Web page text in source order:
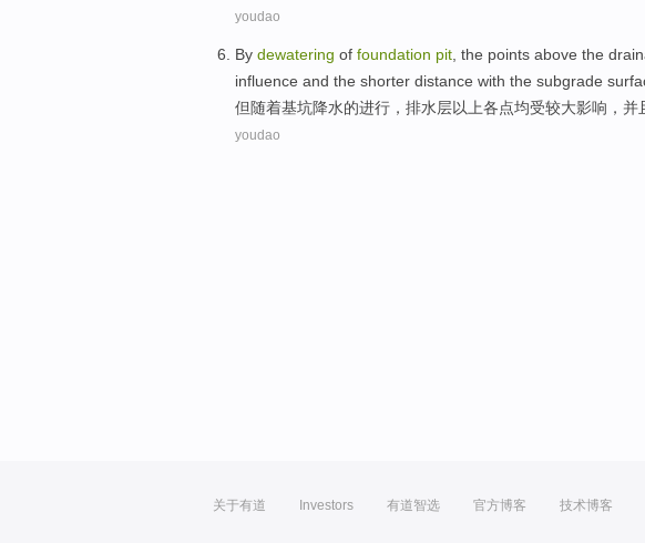
youdao
By dewatering of foundation pit , the points above the
influence and the shorter distance with the subgrade
但随着基坑降水的进行 ， 排水层以上各点均受较大影响 ， 并
youdao
关于有道 Investors 有道智选 官方博客 技术博客